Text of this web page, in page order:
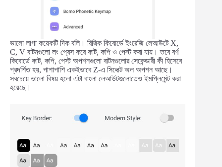
ভালো লাগা কয়েকটি দিক বলি। রিদ্মিক কিবোর্ডে ইংরেজি লেআউটে X,
C, V বাটনগুলো লং প্রেস করে কাট, কপি ও পেস্ট করা যায়। তবে বর্ণ
কিবোর্ডে কাট, কপি, পেস্ট অপশনগুলো বাটনগুলোর সেকেন্ডারী কী হিসেবে
প্রদর্শিত হয়, পাশাপাশি একইভাবে Z-এ সিলেক্ট অল অপশন আছে।
সবচেয়ে ভালো বিষয় হলো এটা বাংলা লেআউটগুলোতেও ইমপ্লিমেন্ট করা
হয়েছে।